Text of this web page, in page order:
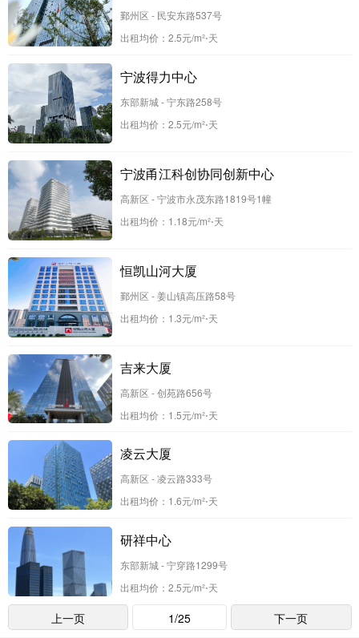
鄞州区 - 民安东路537号
出租均价： 2.5元/m²⋅天
宁波得力中心
东部新城 - 宁东路258号
出租均价： 2.5元/m²⋅天
宁波甬江科创协同创新中心
高新区 - 宁波市永茂东路1819号1幢
出租均价： 1.18元/m²⋅天
恒凯山河大厦
鄞州区 - 姜山镇高压路58号
出租均价： 1.3元/m²⋅天
吉来大厦
高新区 - 创苑路656号
出租均价： 1.5元/m²⋅天
凌云大厦
高新区 - 凌云路333号
出租均价： 1.6元/m²⋅天
研祥中心
东部新城 - 宁穿路1299号
出租均价： 2.5元/m²⋅天
上一页 1/25 下一页